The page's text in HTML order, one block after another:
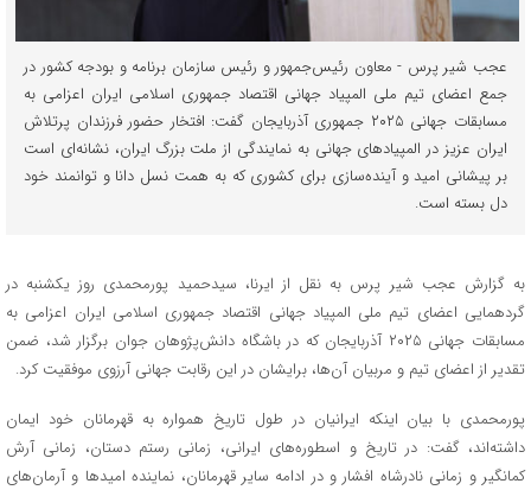
عجب شیر پرس - معاون رئیس‌جمهور و رئیس سازمان برنامه و بودجه کشور در
جمع اعضای تیم ملی المپیاد جهانی اقتصاد جمهوری اسلامی ایران اعزامی به
مسابقات جهانی ۲۰۲۵ جمهوری آذربایجان گفت: افتخار حضور فرزندان پرتلاش
ایران عزیز در المپیادهای جهانی به نمایندگی از ملت بزرگ ایران، نشانه‌ای است
بر پیشانی امید و آینده‌سازی برای کشوری که به همت نسل دانا و توانمند خود
دل بسته است.
به گزارش عجب شیر پرس به نقل از ایرنا، سیدحمید پورمحمدی روز یکشنبه در
گردهمایی اعضای تیم ملی المپیاد جهانی اقتصاد جمهوری اسلامی ایران اعزامی به
مسابقات جهانی ۲۰۲۵ آذربایجان که در باشگاه دانش‌پژوهان جوان برگزار شد، ضمن
تقدیر از اعضای تیم و مربیان آن‌ها، برایشان در این رقابت جهانی آرزوی موفقیت کرد.
پورمحمدی با بیان اینکه ایرانیان در طول تاریخ همواره به قهرمانان خود ایمان
داشته‌اند، گفت: در تاریخ و اسطوره‌های ایرانی، زمانی رستم دستان، زمانی آرش
کمانگیر و زمانی نادرشاه افشار و در ادامه سایر قهرمانان، نماینده امیدها و آرمان‌های